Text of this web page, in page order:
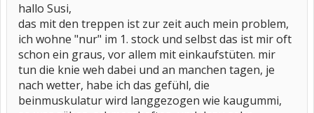
hallo Susi,
das mit den treppen ist zur zeit auch mein problem,
ich wohne "nur" im 1. stock und selbst das ist mir oft
schon ein graus, vor allem mit einkaufstüten. mir
tun die knie weh dabei und an manchen tagen, je
nach wetter, habe ich das gefühl, die
beinmuskulatur wird langgezogen wie kaugummi,